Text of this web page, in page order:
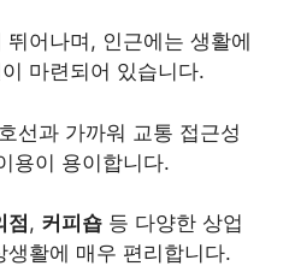
뛰어나며, 인근에는 생활에
마련되어 있습니다.
선과 가까워 교통 접근성
용이 용이합니다.
점, 커피숍 등 다양한 상업
활에 매우 편리합니다.